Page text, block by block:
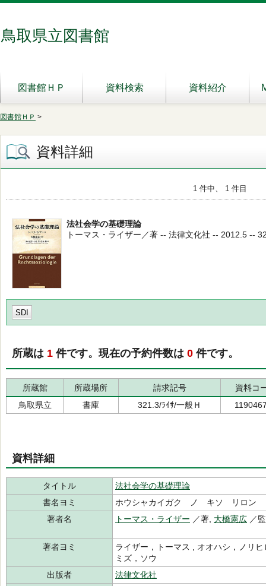
鳥取県立図書館
図書館ＨＰ 資料検索 資料紹介
図書館ＨＰ >
資料詳細
1 件中、 1 件目
法社会学の基礎理論
トーマス・ライザー／著 -- 法律文化社 -- 2012.5 --
SDI
所蔵は 1 件です。現在の予約件数は 0 件です。
所蔵館 所蔵場所 請求記号
資料コ
鳥取県立
書庫 321.3/ﾗｲｻ/一般Ｈ
資料詳細
タイトル
法社会学の基礎理論
書名ヨミ
ホウシャカイガク ノ キソ リロン
著者名
トーマス・ライザー ／著, 大橋憲広 ／
著者ヨミ
ライザー，トーマス , オオハシ，ノリ
ミズ，ソウ
出版者
法律文化社